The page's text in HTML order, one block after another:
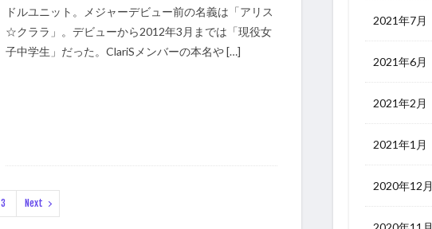
ドルユニット。メジャーデビュー前の名義は「アリス
☆クララ」。デビューから2012年3月までは「現役女
子中学生」だった。ClariSメンバーの本名や […]
3 Next
2021年7月
2021年6月
2021年2月
2021年1月
2020年12月